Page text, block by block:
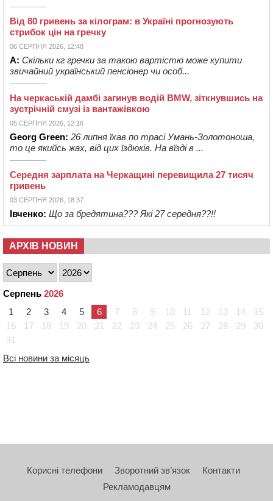
Від 80 гривень за кілограм: в Україні прогнозують
стрибок цін на гречку
06 СЕРПНЯ 2026, 12:48
А: Скільки кг гречки за такою вартістю може купити
звичайний український пенсіонер чи особ...
На черкаській дамбі загинув водій BMW, зіткнувшись на
зустрічній смузі із вантажівкою
05 СЕРПНЯ 2026, 12:16
Georg Green: 26 липня їхав по трасі Умань-Золотоноша,
то це якийсь жах, від цих їздюків. На вїзді в ...
Середня зарплата на Черкащині перевищила 27 тисяч
гривень
03 СЕРПНЯ 2026, 18:37
Івченко: Що за бредятина??? Які 27 середня??!!
АРХІВ НОВИН
Серпень 2026
1
2 3 4 5 6 7 8 9 10 11 12 13 14
15
16
17 18 19 20 21 22 23 24 25 26 27 28 29
30
31
Всі новини за місяць
Корисні телефони Зворотний зв’язок
Контакти
Рекламодавцям